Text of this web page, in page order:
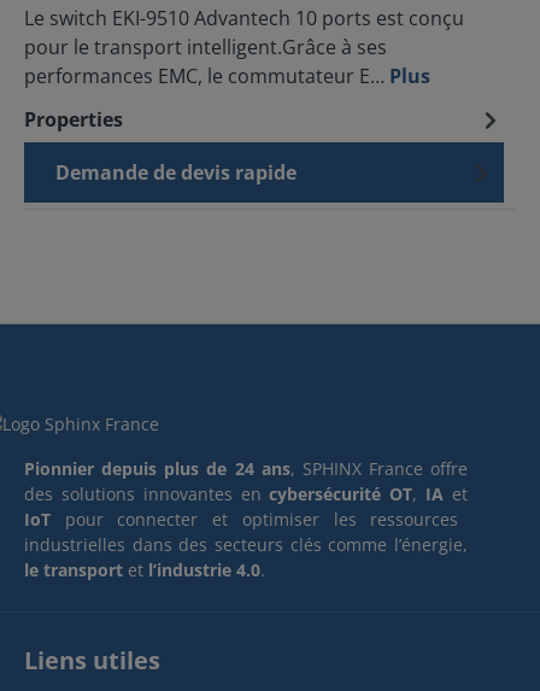
Le switch EKI-9510 Advantech 10 ports est conçu
pour le transport intelligent.Grâce à ses
performances EMC, le commutateur E… Plus
Properties
Demande de devis rapide
Pionnier depuis plus de 24 ans, SPHINX France offre
des solutions innovantes encybersécurité OT, IA et
IoT pour connecter et optimiser les ressources
industrielles dans des secteurs clés comme l’énergie,
le transport et l’industrie 4.0.
Liens utiles